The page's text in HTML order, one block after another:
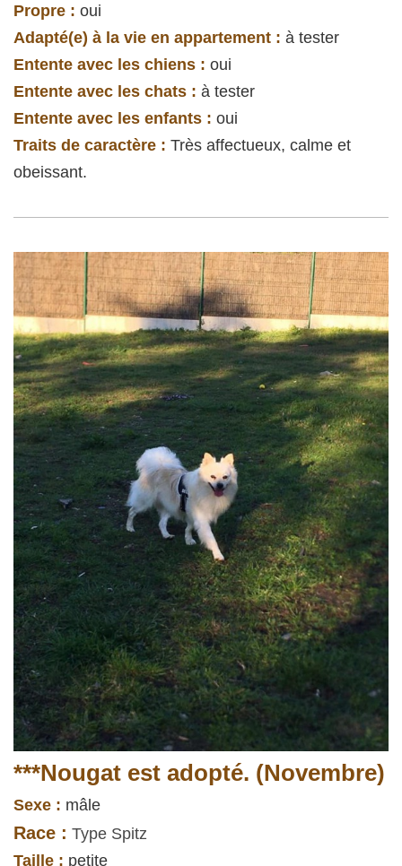
Propre : oui
Adapté(e) à la vie en appartement : à tester
Entente avec les chiens : oui
Entente avec les chats : à tester
Entente avec les enfants : oui
Traits de caractère : Très affectueux, calme et
obeissant.
***Nougat est adopté. (Novembre)
Sexe : mâle
Race : Type Spitz
Taille : petite